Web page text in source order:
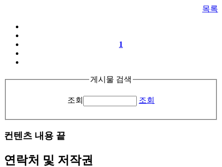
목록
1
게시물 검색
조회 조회
컨텐츠 내용 끝
연락처 및 저작권